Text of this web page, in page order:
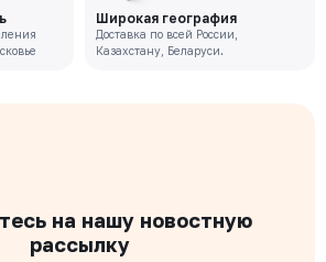
Широкая география
Доставка по всей России,
Казахстану, Беларуси.
на нашу новостную
рассылку